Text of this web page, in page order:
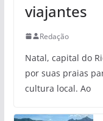
viajantes
Redação
Natal, capital do
por suas praias
cultura local. Ao